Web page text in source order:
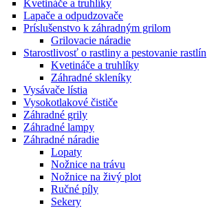
Kvetináče a truhlíky
Lapače a odpudzovače
Príslušenstvo k záhradným grilom
Grilovacie náradie
Starostlivosť o rastliny a pestovanie rastlín
Kvetináče a truhlíky
Záhradné skleníky
Vysávače lístia
Vysokotlakové čističe
Záhradné grily
Záhradné lampy
Záhradné náradie
Lopaty
Nožnice na trávu
Nožnice na živý plot
Ručné píly
Sekery